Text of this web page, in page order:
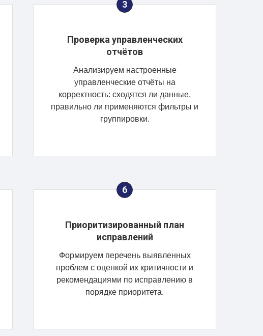
Проверка управленческих
отчётов
Анализируем настроенные
управленческие отчёты на
корректность: сходятся ли данные,
правильно ли применяются фильтры и
группировки.
Приоритизированный план
исправлений
Формируем перечень выявленных
проблем с оценкой их критичности и
рекомендациями по исправлению в
порядке приоритета.